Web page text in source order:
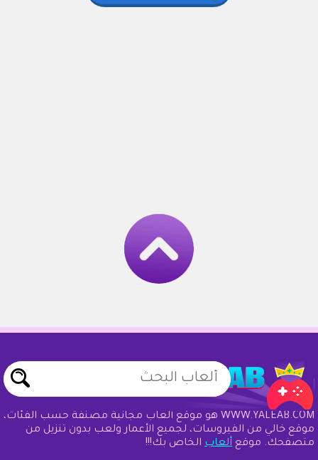
WWW.YALEAB.COM هو موقع ألعاب مجانية مصنفة حسب الفئات،
موقع خالي من الفيروسات، لجميع الأعمار ولعب بدون تنزيل من
متصفحك. موقع ألعاب الخاص بك!!!